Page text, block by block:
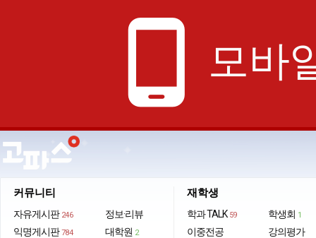
phone_android 모바
커뮤니티
자유게시판 246
익명게시판 784
정보·리뷰
대학원 2
재학생
학과 TALK 59
이중전공
학생회 1
강의평가